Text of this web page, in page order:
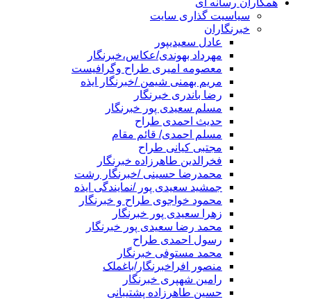
همکاران رسانه ای
سیاسیت گذاری سایت
خبرنگاران
عادل سعیدیپور
مهرداد بهوندی/عکاس،خبرنگار
معصومه امیری طراح وگرافیست
مریم بهمنی شیمن /خبرنگار ایذه
رضا باندری خبرنگار
مسلم سعیدی پور خبرنگار
حدیث احمدی طراح
مسلم احمدی/ قائم مقام
مجتبی کیانی طراح
فخرالدین طاهرزاده خبرنگار
محمدرضا حسینی /خبرنگار رشت
جمشید سعیدی پور /نمایندگی ایذه
محمود خواجوی طراح و خبرنگار
زهرا سعیدی پور خبرنگار
محمد رضا سعیدی پور خبرنگار
رسول احمدی طراح
محمد مستوفی خبرنگار
منصور افراخبرنگار/باغملک
رامین شهپری خبرنگار
حسین طاهرزاده پشتیبانی